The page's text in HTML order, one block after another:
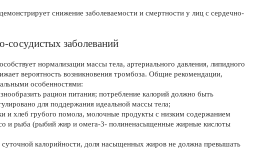
снижение заболеваемости и смертности у лиц с сердечно-
сосудистых заболеваний
нормализации массы тела, артериального давления, липидного
вероятность возникновения тромбоза. Общие рекомендации,
особенностями:
рацион питания; потребление калорий должно быть
для поддержания идеальной массы тела;
хлеб грубого помола, молочные продукты с низким содержанием
и рыба (рыбий жир и омега-3- полиненасыщенные жирные кислоты
калорийности, доля насыщенных жиров не должна превышать